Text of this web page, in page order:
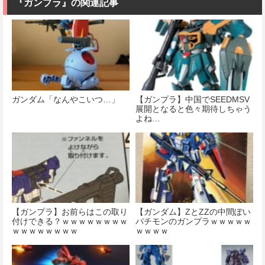
『ガンプラ』の関連記事
ガンダム「なんやこいつ…」
【ガンプラ】中国でSEEDMSV
展開となると色々期待しちゃう
よね…
【ガンプラ】お前らはこの取り
付けできる？ｗｗｗｗｗｗｗｗ
ｗｗｗｗｗｗｗｗ
【ガンダム】ZとZZの中間ぽい
パチモンのガンプラｗｗｗｗｗ
ｗｗｗｗ